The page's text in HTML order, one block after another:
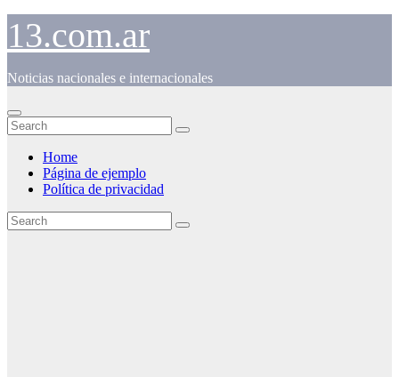
Skip
content
13.com.ar
Noticias nacionales e internacionales
Home
Página de ejemplo
Política de privacidad